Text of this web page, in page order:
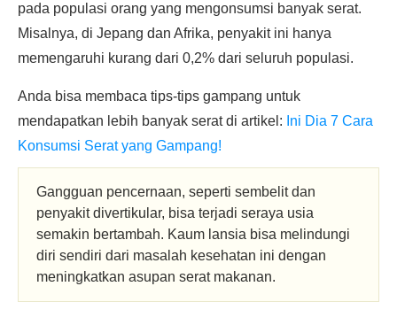
pada populasi orang yang mengonsumsi banyak serat.
Misalnya, di Jepang dan Afrika, penyakit ini hanya
memengaruhi kurang dari 0,2% dari seluruh populasi.
Anda bisa membaca tips-tips gampang untuk
mendapatkan lebih banyak serat di artikel: Ini Dia 7 Cara
Konsumsi Serat yang Gampang!
Gangguan pencernaan, seperti sembelit dan
penyakit divertikular, bisa terjadi seraya usia
semakin bertambah. Kaum lansia bisa melindungi
diri sendiri dari masalah kesehatan ini dengan
meningkatkan asupan serat makanan.